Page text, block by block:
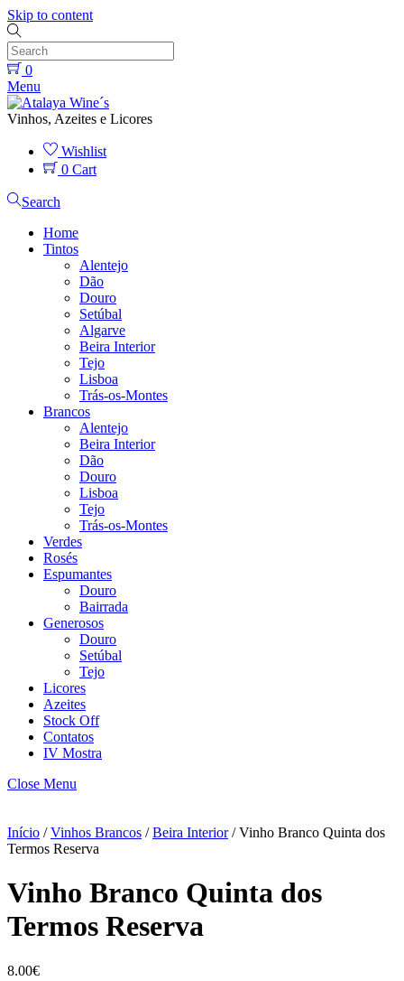
Skip to content
0
Menu
Vinhos, Azeites e Licores
Wishlist
0 Cart
Search
Home
Tintos
Alentejo
Dão
Douro
Setúbal
Algarve
Beira Interior
Tejo
Lisboa
Trás-os-Montes
Brancos
Alentejo
Beira Interior
Dão
Douro
Lisboa
Tejo
Trás-os-Montes
Verdes
Rosés
Espumantes
Douro
Bairrada
Generosos
Douro
Setúbal
Tejo
Licores
Azeites
Stock Off
Contatos
IV Mostra
Close Menu
Início /Vinhos Brancos /Beira Interior/ Vinho Branco Quinta dos
Termos Reserva
Vinho Branco Quinta dos
Termos Reserva
8.00€